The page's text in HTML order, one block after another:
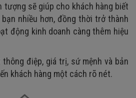
tượng sẽ giúp cho khách hàng biết
nhiều hơn, đồng thời trở thành
động kinh doanh càng thêm hiệu
điệp, giá trị, sứ mệnh và bản
khách hàng một cách rõ nét.